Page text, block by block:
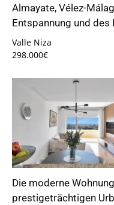
Almayate, Vélez-
Entspannung und
Valle Niza
298.000€
Die moderne
prestigeträchtigen